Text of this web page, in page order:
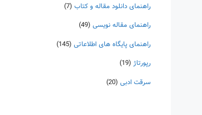
راهنمای دانلود مقاله و کتاب (7)
راهنمای مقاله نویسی (49)
راهنمای پایگاه های اطلاعاتی (145)
رپورتاژ (19)
سرقت ادبی (20)